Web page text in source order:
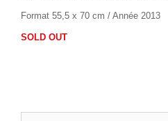
Format 55,5 x 70 cm / Année 2013
SOLD OUT